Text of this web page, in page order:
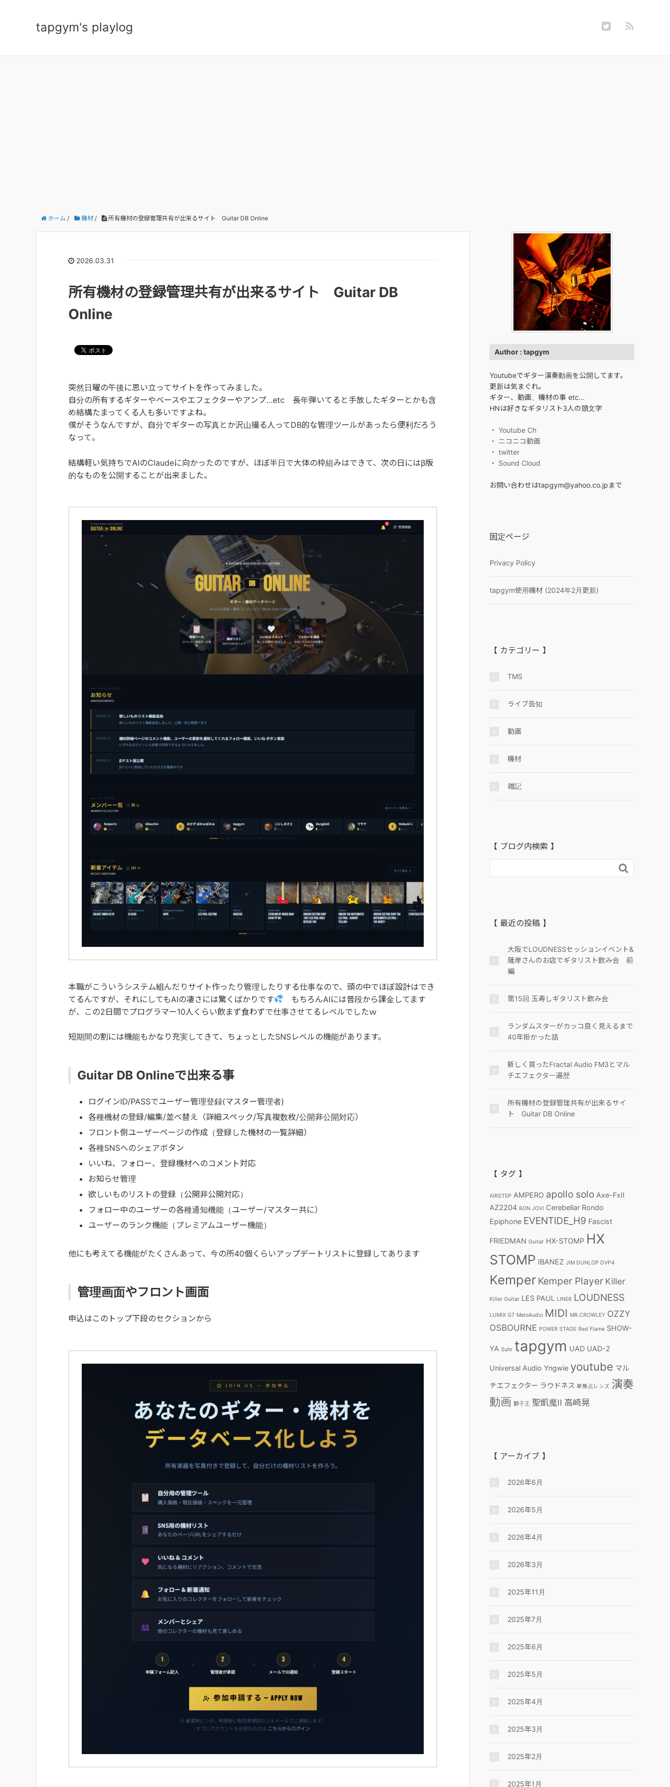
tapgym's playlog
ホーム / 機材/ 所有機材の登録管理共有が出来るサイト Guitar DB Online
2026.03.31
所有機材の登録管理共有が出来るサイト Guitar DB
Online
突然日曜の午後に思い立ってサイトを作ってみました。
自分の所有するギターやベースやエフェクターやアンプ…etc 長年弾いてると手放したギターとかも含
め結構たまってくる人も多いですよね。
僕がそうなんですが、自分でギターの写真とか沢山撮る人ってDB的な管理ツールがあったら便利だろう
なって。
結構軽い気持ちでAIのClaudeに向かったのですが、ほぼ半日で大体の枠組みはできて、次の日にはβ版
的なものを公開することが出来ました。
本職がこういうシステム組んだりサイト作ったり管理したりする仕事なので、頭の中でほぼ設計はでき
てるんですが、それにしてもAIの凄さには驚くばかりです
もちろんAIには普段から課金してます
が、この2日間でプログラマー10人くらい飲まず食わずで仕事させてるレベルでしたｗ
短期間の割には機能もかなり充実してきて、ちょっとしたSNSレベルの機能があります。
Guitar DB Onlineで出来る事
ログインID/PASSでユーザー管理登録(マスター管理者)
各種機材の登録/編集/並べ替え（詳細スペック/写真複数枚/公開非公開対応）
フロント側ユーザーページの作成（登録した機材の一覧詳細）
各種SNSへのシェアボタン
いいね、フォロー、登録機材へのコメント対応
お知らせ管理
欲しいものリストの登録（公開非公開対応）
フォロー中のユーザーの各種通知機能（ユーザー/マスター共に）
ユーザーのランク機能（プレミアムユーザー機能）
他にも考えてる機能がたくさんあって、今の所40個くらいアップデートリストに登録してあります
管理画面やフロント画面
申込はこのトップ下段のセクションから
Author : tapgym
Youtubeでギター演奏動画を公開してます。
更新は気まぐれ。
ギター、動画、機材の事 etc...
HNは好きなギタリスト3人の頭文字
・ Youtube Ch
・ ニコニコ動画
・ twitter
・ Sound Cloud
お問い合わせはtapgym@yahoo.co.jpまで
固定ページ
Privacy Policy
tapgym使用機材 (2024年2月更新)
【 カテゴリー 】
TMS
ライブ告知
動画
機材
雑記
【 ブログ内検索 】

【 最近の投稿 】
大阪でLOUDNESSセッションイベント&
薩摩さんのお店でギタリスト飲み会 前
編
第15回 玉寿しギタリスト飲み会
ランダムスターがカッコ良く見えるまで
40年掛かった話
新しく買ったFractal Audio FM3とマル
チエフェクター遍歴
所有機材の登録管理共有が出来るサイ
ト Guitar DB Online
【 タグ 】
AIRSTEP AMPERO apollo solo Axe-FxII
AZ2204 BON JOVI Cerebellar Rondo
Epiphone EVENTIDE_H9 Fascist
FRIEDMAN Guitar HX-STOMP HX
STOMP IBANEZ JIM DUNLOP DVP4
Kemper Kemper Player Killer
Killer Guitar LES PAUL LINE6 LOUDNESS
LUMIX G7 MeloAudio MIDI MR.CROWLEY OZZY
OSBOURNE POWER STAGE Red Flame SHOW-
YA Suhr tapgym UAD UAD-2
Universal Audio Yngwie youtube マル
チエフェクター ラウドネス 単焦点レンズ 演奏
動画 獅子王 聖飢魔II 高崎晃
【 アーカイブ 】
2026年6月
2026年5月
2026年4月
2026年3月
2025年11月
2025年7月
2025年6月
2025年5月
2025年4月
2025年3月
2025年2月
2025年1月